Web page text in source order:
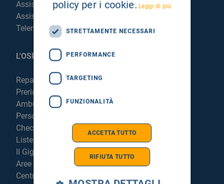
Assistenza Religiosa
Assistenza Stranieri
Telemedicina
L'OSPEDALE
Reparti e Servizi
Prericovero e Hospitalist
Ambulatori
Personale
Check Up
Liste di attesa
Il Giglio in Sicilia
Aree di parcheggio
Centrale di Sterilizzazione
policy per i cookie. Leggi di più
STRETTAMENTE NECESSARI
PERFORMANCE
TARGETING
FUNZIONALITÀ
ACCETTA TUTTO
RIFIUTA TUTTO